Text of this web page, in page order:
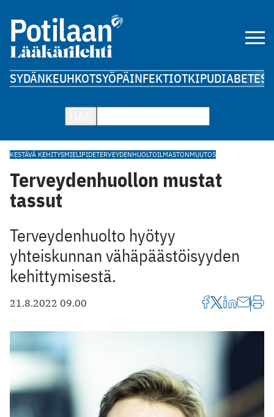
SYDÄNKEUHKOTSYÖPÄINFEKTIOTKIPUDIABETES
KESTÄVÄ KEHITYSMIELIPIDETERVEYDENHUOLTOILMASTONMUUTOS
Terveydenhuollon mustat
tassut
Terveydenhuolto hyötyy
yhteiskunnan vähäpäästöisyyden
kehittymisestä.
21.8.2022 09.00